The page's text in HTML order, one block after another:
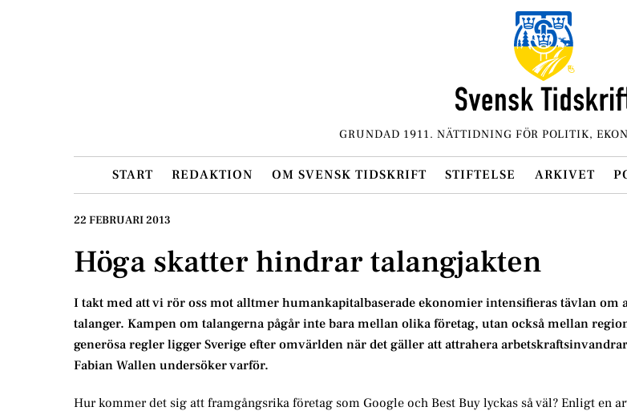
GRUNDAD 1911. NÄTTIDNING FÖR POLITIK,
START REDAKTION OM SVENSK TIDSKRIFT STIFTELSE ARKIVET
22 FEBRUARI 2013
Höga skatter hindrar talangjakten
I takt med att vi rör oss mot alltmer humankapitalbaserade ekonomier intensifieras tävlan om
talanger. Kampen om talangerna pågår inte bara mellan olika företag, utan också mellan
generösa regler ligger Sverige efter omvärlden när det gäller att attrahera
Fabian Wallen undersöker varför.
Hur kommer det sig att framgångsrika företag som Google och Best Buy lyckas så väl? Enligt en